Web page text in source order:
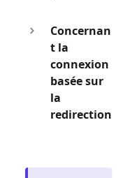
Concernan
t la
connexion
basée sur
la
redirection